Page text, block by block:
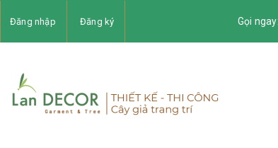
Đăng nhập Đăng ký Gọi ngay: